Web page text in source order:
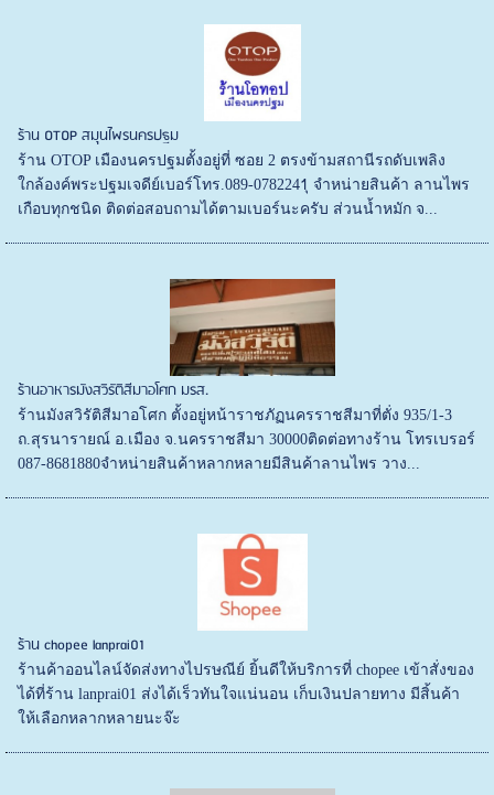
ร้าน OTOP สมุนไพรนครปฐม
ร้าน OTOP เมืองนครปฐมตั้งอยู่ที่ ซอย 2 ตรงข้ามสถานีรถดับเพลิง
ใกล้องค์พระปฐมเจดีย์เบอร์โทร.089-0782241ุ จำหน่ายสินค้า ลานไพร
เกือบทุกชนิด ติดต่อสอบถามได้ตามเบอร์นะครับ ส่วนน้ำหมัก จ...
ร้านอาหารมังสวิรัติสีมาอโศก มรส.
ร้านมังสวิรัติสีมาอโศก ตั้งอยู่หน้าราชภัฏนครราชสีมาที่ตั่ง 935/1-3
ถ.สุรนารายณ์ อ.เมือง จ.นครราชสีมา 30000ติดต่อทางร้าน โทรเบรอร์
087-8681880จำหน่ายสินค้าหลากหลายมีสินค้าลานไพร วาง...
ร้าน chopee lanprai01
ร้านค้าออนไลน์จัดส่งทางไปรษณีย์ ยิ้นดีให้บริการที่ chopee เข้าสั่งของ
ได้ที่ร้าน lanprai01 ส่งได้เร็วทันใจแน่นอน เก็บเงินปลายทาง มีสิ้นค้า
ให้เลือกหลากหลายนะจ๊ะ